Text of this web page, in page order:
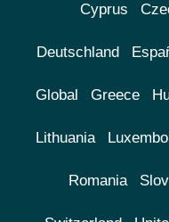
Cyprus
Deutschland
Global Greece
Lithuania
Romania